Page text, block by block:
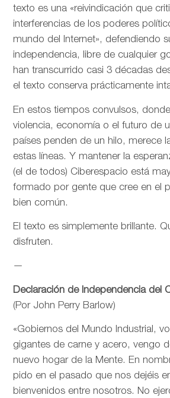
texto es una «reivindicación que
interferencias de los poderes
mundo del Internet», defendiendo
independencia, libre de cualquier
han transcurrido casi 3 décadas
el texto conserva prácticamente
En estos tiempos convulsos,
violencia, economía o el futuro de
países penden de un hilo, merece
estas líneas. Y mantener la
(el de todos) Ciberespacio está
formado por gente que cree en el
bien común.
El texto es simplemente brillante.
disfruten.
—
Declaración de Independencia del
(Por John Perry Barlow)
«Gobiernos del Mundo Industrial,
gigantes de carne y acero, vengo
nuevo hogar de la Mente. En
pido en el pasado que nos dejéis
bienvenidos entre nosotros. No